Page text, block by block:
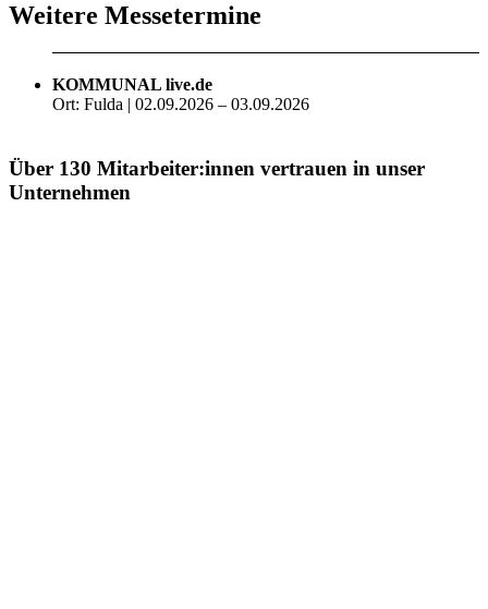
Weitere Messetermine
KOMMUNAL live.de
Ort: Fulda | 02.09.2026 – 03.09.2026
Über 130 Mitarbeiter:innen vertrauen in unser
Unternehmen